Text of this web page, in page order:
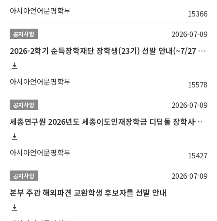
아시아언어문명학부 15366
공지사항
2026-2학기 순득장학재단 장학생(23기) 선발 안내(~7/27 10:00)
아시아언어문명학부 15578
2026-07-09
공지사항
세종연구원 2026년도 세종이도인재장학금 디딤돌 장학사업 학자금대출 관련분야(원금상환, 이자지원) 신청 사업 안내
아시아언어문명학부 15427
2026-07-09
공지사항
본부 주관 해외파견 교환학생 후보자를 선발 안내
2026-07-09